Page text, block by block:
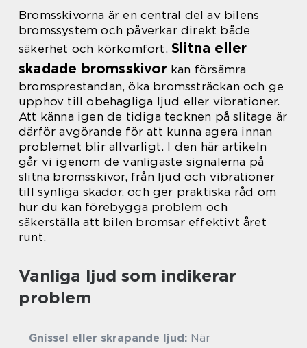
Bromsskivorna är en central del av bilens
bromssystem och påverkar direkt både
säkerhet och körkomfort. Slitna eller
skadade bromsskivorkan försämra
bromsprestandan, öka bromssträckan och ge
upphov till obehagliga ljud eller vibrationer.
Att känna igen de tidiga tecknen på slitage är
därför avgörande för att kunna agera innan
problemet blir allvarligt. I den här artikeln
går vi igenom de vanligaste signalerna på
slitna bromsskivor, från ljud och vibrationer
till synliga skador, och ger praktiska råd om
hur du kan förebygga problem och
säkerställa att bilen bromsar effektivt året
runt.
Vanliga ljud som indikerar
problem
Gnissel eller skrapande ljud: När